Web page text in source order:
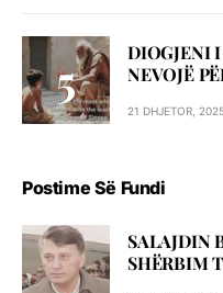
DIOGJENI
NEVOJË
21 DHJETOR,
Postime Së Fundi
SALAJDIN
SHЁRBIM